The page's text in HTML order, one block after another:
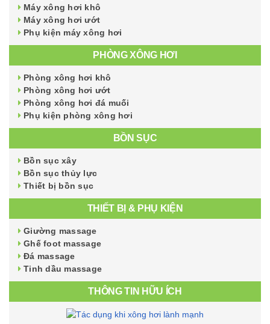
Máy xông hơi khô
Máy xông hơi ướt
Phụ kiện máy xông hơi
PHÒNG XÔNG HƠI
Phòng xông hơi khô
Phòng xông hơi ướt
Phòng xông hơi đá muối
Phụ kiện phòng xông hơi
BỒN SỤC
Bồn sục xây
Bồn sục thủy lực
Thiết bị bồn sục
THIẾT BỊ & PHỤ KIỆN
Giường massage
Ghế foot massage
Đá massage
Tinh dầu massage
THÔNG TIN HỮU ÍCH